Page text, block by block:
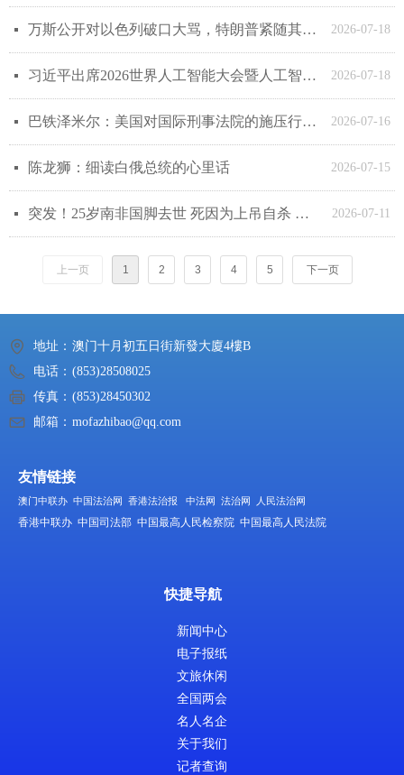
2026-07-18
넷 万斯公开对以色列破口大骂，特朗普紧随其后，美国要收拾内塔尼亚胡？
2026-07-18
넷 习近平出席2026世界人工智能大会暨人工智能全球治理高级别会议开幕式并发表主旨讲话
2026-07-16
넷 巴铁泽米尔：美国对国际刑事法院的施压行动与国际司法的未来
2026-07-15
넷 陈龙狮：细读白俄总统的心里话
2026-07-11
넷 突发！25岁南非国脚去世 死因为上吊自杀 本届世界杯出场3次
上一页 1 2 3 4 5 下一页
新闻中心
电子报纸
文旅休闲
全国两会
名人名企
关于我们
记者查询
快捷导航
地址： 澳门十月初五日街新發大廈4樓B
电话： (853)28508025
传真： (853)28450302
邮箱： mofazhibao@qq.com
友情链接
澳门中联办 中国法治网 香港法治报 中法网 法治网 人民法治网
香港中联办 中国司法部 中国最高人民检察院 中国最高人民法院